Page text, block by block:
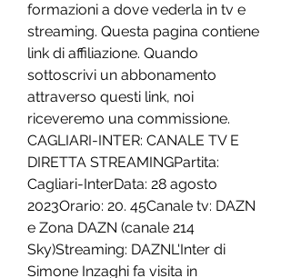
formazioni a dove vederla in tv e
streaming. Questa pagina contiene
link di affiliazione. Quando
sottoscrivi un abbonamento
attraverso questi link, noi
riceveremo una commissione.
CAGLIARI-INTER: CANALE TV E
DIRETTA STREAMINGPartita:
Cagliari-InterData: 28 agosto
2023Orario: 20. 45Canale tv: DAZN
e Zona DAZN (canale 214
Sky)Streaming: DAZNL'Inter di
Simone Inzaghi fa visita in